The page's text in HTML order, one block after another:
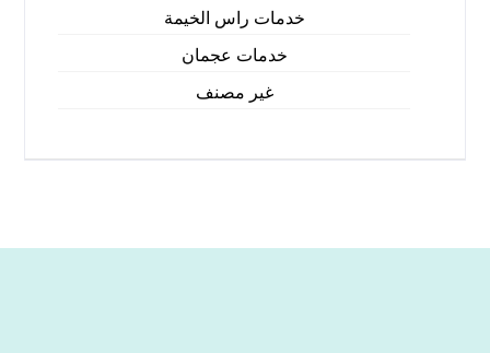
خدمات راس الخيمة
خدمات عجمان
غير مصنف